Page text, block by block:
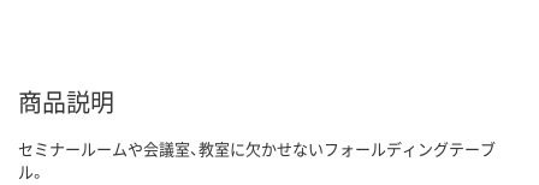
商品説明
セミナールームや会議室、教室に欠かせないフォールディングテーブ
ル。